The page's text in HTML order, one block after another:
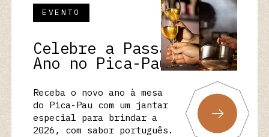
EVENTO
Celebre a Passagem de
Ano no Pica-Pau
Receba o novo ano à mesa
do Pica-Pau com um jantar
especial para brindar a
2026, com sabor português.